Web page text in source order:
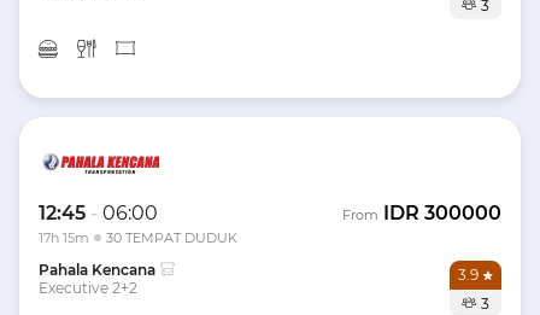
3
12:45 - 06:00
17h 15m 30 TEMPAT DUDUK
From IDR 300000
Pahala Kencana
Executive 2+2
3.9
3